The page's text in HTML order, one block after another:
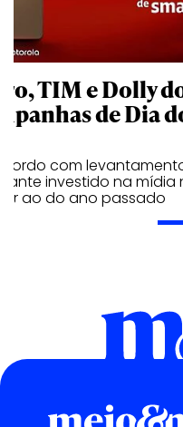
TIM e Dolly
de Dia
com
investido na mídia
ao do ano passado